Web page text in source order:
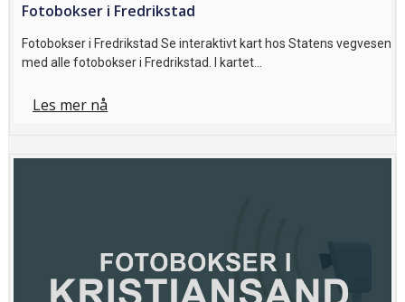
Fotobokser i Fredrikstad
Fotobokser i Fredrikstad Se interaktivt kart hos Statens vegvesen
med alle fotobokser i Fredrikstad. I kartet…
Les mer nå